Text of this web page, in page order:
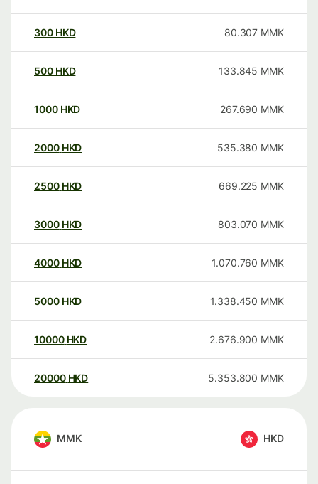
300 HKD 80.307 MMK
500 HKD 133.845 MMK
1000 HKD 267.690 MMK
2000 HKD 535.380 MMK
2500 HKD 669.225 MMK
3000 HKD 803.070 MMK
4000 HKD 1.070.760 MMK
5000 HKD 1.338.450 MMK
10000 HKD 2.676.900 MMK
20000 HKD 5.353.800 MMK
MMK HKD